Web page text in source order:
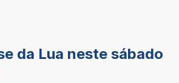
da Lua neste sábado